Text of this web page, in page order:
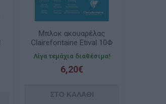
Μπλοκ ακουαρέλας
Clairefontaine Etival 10Φ
Cold Pressed A4
21x29,7cm 200g
Λίγα τεμάχια διαθέσιμα!
6,20€